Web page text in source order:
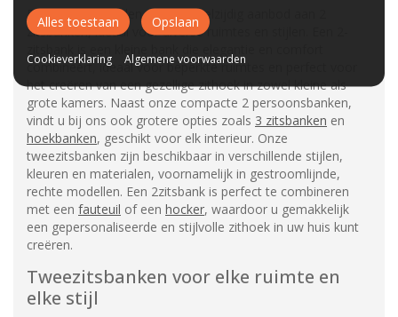
Bij A-Meubel bieden we een veelzijdig aanbod aan 2
zitsbanken, ideaal voor diverse ruimtes en stijlen. Een 2-
combineert, ideaal voor beperkte ruimtes en perfect voor
het creëren van een gezellige zithoek in zowel kleine als
grote kamers. Naast onze compacte 2 persoonsbanken,
vindt u bij ons ook grotere opties zoals 3 zitsbanken en
hoekbanken, geschikt voor elk interieur. Onze
tweezitsbanken zijn beschikbaar in verschillende stijlen,
kleuren en materialen, voornamelijk in gestroomlijnde,
rechte modellen. Een 2zitsbank is perfect te combineren
met een fauteuil of een hocker, waardoor u gemakkelijk
een gepersonaliseerde en stijlvolle zithoek in uw huis kunt
creëren.
Tweezitsbanken voor elke ruimte en
elke stijl
Alles toestaan Opslaan
Cookieverklaring Algemene voorwaarden